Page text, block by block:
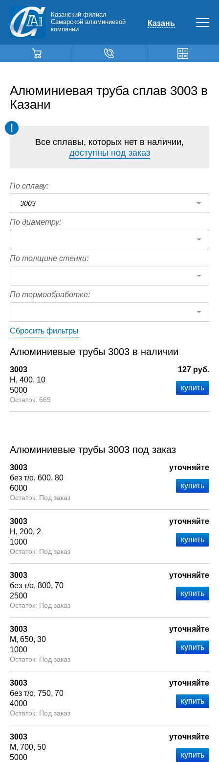
Казанский филиал
Самарской алюминиевой
компании
Казань
Алюминиевая труба сплав 3003 в
Казани
Все сплавы, которых нет в наличии,
доступны под заказ
По сплаву:
3003
По диаметру:
По толщине стенки:
По термообработке:
Сбросить фильтры
Алюминиевые трубы 3003 в наличии
3003
Н
400 10
5000
669
127 руб.
Алюминиевые трубы 3003 под заказ
3003
без т/о 600 80
6000
Под заказ
уточняйте
3003
Н
200 2
1000
Под заказ
уточняйте
3003
без т/о 800 70
2500
Под заказ
уточняйте
3003
М 650 30
1000
Под заказ
уточняйте
3003
без т/о 750 70
4000
Под заказ
уточняйте
3003
М 700 50
5000
уточняйте